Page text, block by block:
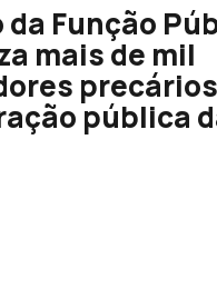
Função
mais de mil
pública